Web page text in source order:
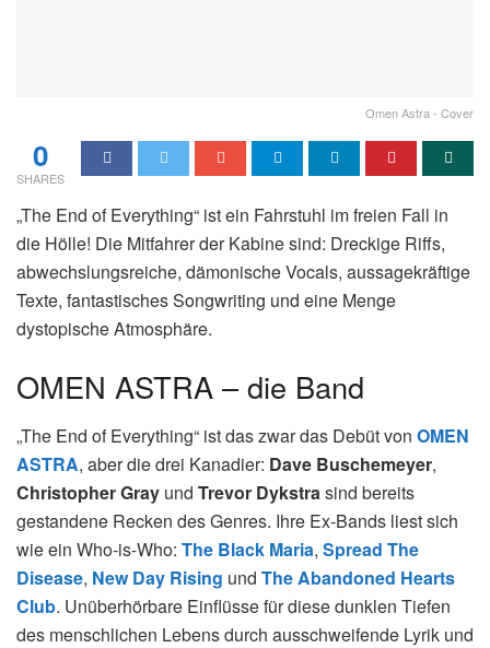
Omen Astra - Cover
0
SHARES
„The End of Everything“ ist ein Fahrstuhl im freien Fall in
die Hölle! Die Mitfahrer der Kabine sind: Dreckige Riffs,
abwechslungsreiche, dämonische Vocals, aussagekräftige
Texte, fantastisches Songwriting und eine Menge
dystopische Atmosphäre.
OMEN ASTRA – die Band
„The End of Everything“ ist das zwar das Debüt von OMEN
ASTRA, aber die drei Kanadier: Dave Buschemeyer,
Christopher Gray und Trevor Dykstrasind bereits
gestandene Recken des Genres. Ihre Ex-Bands liest sich
wie ein Who-is-Who: The Black Maria, Spread The
Disease, New Day Rising und The Abandoned Hearts
Club. Unüberhörbare Einflüsse für diese dunklen Tiefen
des menschlichen Lebens durch ausschweifende Lyrik und